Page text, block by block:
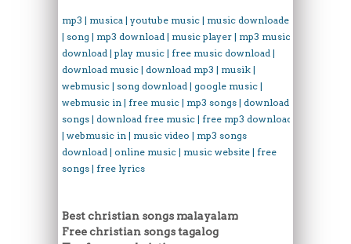
mp3 | musica | youtube music | music downloader
| song | mp3 download | music player | mp3 music
download | play music | free music download |
download music | download mp3 | musik |
webmusic | song download | google music |
webmusic in | free music | mp3 songs | download
songs | download free music | free mp3 download
| webmusic in | music video | mp3 songs
download | online music | music website | free
songs | free lyrics
Best christian songs malayalam
Free christian songs tagalog